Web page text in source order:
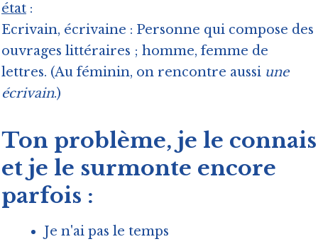
état :
Ecrivain, écrivaine : Personne qui compose des
ouvrages littéraires ; homme, femme de
lettres. (Au féminin, on rencontre aussi une
écrivain.)
Ton problème, je le connais
et je le surmonte encore
parfois :
Je n'ai pas le temps